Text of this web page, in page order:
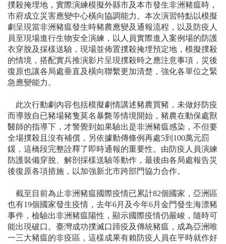
撲殺掩埋地，實際演練模擬外縣市及本市發生非洲豬瘟時，
市府成立災害應變中心橫向協調能力。本次演習特點以模擬
劇呈現當非洲豬瘟發生時豬農應變及通報流程，以及防疫人
員至現場進行生物安全演練，以人員實際進入案例場的防護
衣穿脫及採樣送驗，現場並佈置撲殺掩埋預定地，模擬撲殺
的情境，搭配實兵推演影片呈現撲殺時之應注意事項，災後
復原也讓各局處垂直及橫向聯繫更加清楚，強化各單位之緊
急應變能力。
此次行動劇內容包括模擬劇情講述豬農買豬，未做好防疫
而導致自已豬場豬隻莫名暴斃等情境開始，豬農在動保處獸
醫師的指導下，才警覺到如果驗出是非洲豬瘟感染，不但要
全場撲殺且沒有補償，另依據動傳條例再處5到100萬元罰
鍰，這橋段完整詮釋了即時通報的重要性。由防疫人員演練
防護裝備穿脫、解剖採樣送驗等動作，最後由各局處報告災
後復原各項措施，以加強新北市跨部門協力合作。
截至目前為止非洲豬瘟國際疫情已累計82個國家，亞洲區
也有19個國家發生疫情，去年6月及今年6月金門發生海漂豬
事件，檢驗出非洲豬瘟陽性，顯示國際疫情仍嚴峻，隨時可
能出現破口。臺灣成功撲滅口蹄疫及傳統豬瘟，成為亞洲唯
一三大豬瘟的非疫區，這樣成果有賴防疫人員在平時就作好